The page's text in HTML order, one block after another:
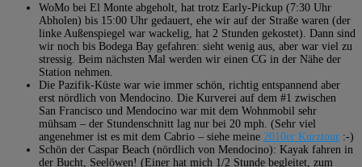
WoMo bei El Monte abgeholt, hat trotz Early-Pickup (7:30 Uhr
Abholen) bis 15:00 Uhr gedauert, ehe wir auf der Straße waren (der
linke Außenspiegel war wackelig, hat 2 Stunden gekostet). Dann sind
wir noch bis Bodega Bay gefahren: sieht wenig aus, aber war viel zu
stressig. Beim nächsten Mal werden wir einen CG in der Nähe der
Station nehmen.
Die Pazifik-Küste war wie immer schön, richtig entspannend aber
erst nördlich von Mendocino. Die Kurverei auf dem #1 zwischen
San Francisco und Mendocino war mit dem Wohnmobil sehr
mühsam – der Stundenschnitt lag nur bei 20 mph. (Sehr viel
angenehmer ist es mit dem Cabrio – siehe meine 2010er Kurztour :-)
Schön der Caspar Beach (nördlich von Mendocino): Kayak fahren in
der Bucht, Seelöwen! (Einer hat mich 1/2 Stunde begleitet, zum